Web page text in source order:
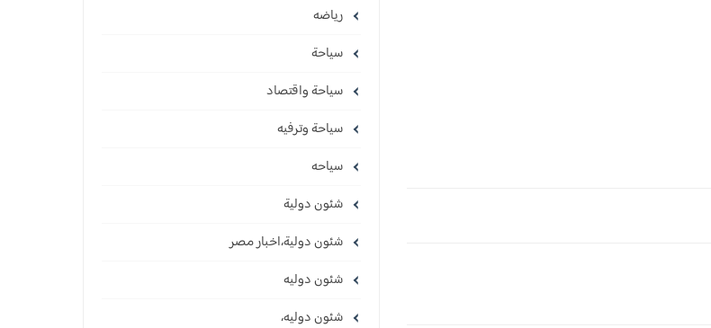
رياضه
سياحة
سياحة واقتصاد
سياحة وترفيه
سياحه
شئون دولية
شئون دولية،اخبار مصر
شئون دوليه
شئون دوليه،